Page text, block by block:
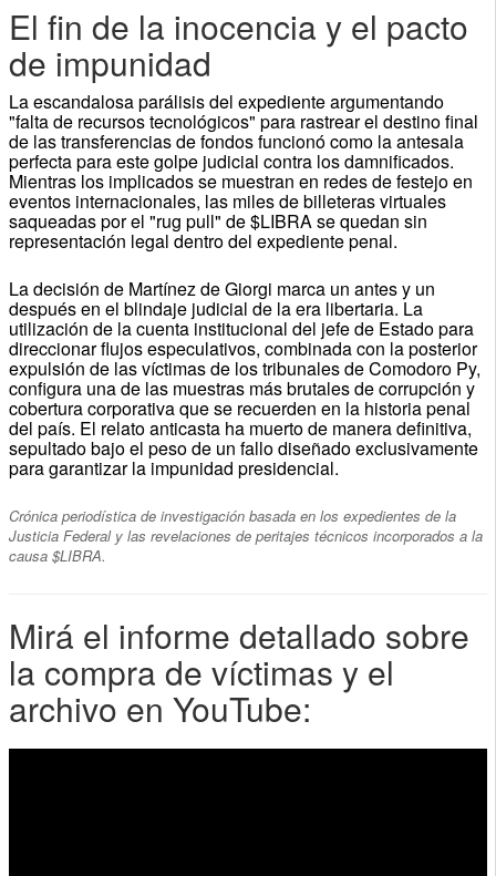
El fin de la inocencia y el pacto
de impunidad
La escandalosa parálisis del expediente argumentando
"falta de recursos tecnológicos" para rastrear el destino final
de las transferencias de fondos funcionó como la antesala
perfecta para este golpe judicial contra los damnificados.
Mientras los implicados se muestran en redes de festejo en
eventos internacionales, las miles de billeteras virtuales
saqueadas por el "rug pull" de $LIBRA se quedan sin
representación legal dentro del expediente penal.
La decisión de Martínez de Giorgi marca un antes y un
después en el blindaje judicial de la era libertaria. La
utilización de la cuenta institucional del jefe de Estado para
direccionar flujos especulativos, combinada con la posterior
expulsión de las víctimas de los tribunales de Comodoro Py,
configura una de las muestras más brutales de corrupción y
cobertura corporativa que se recuerden en la historia penal
del país. El relato anticasta ha muerto de manera definitiva,
sepultado bajo el peso de un fallo diseñado exclusivamente
para garantizar la impunidad presidencial.
Crónica periodística de investigación basada en los expedientes de la
Justicia Federal y las revelaciones de peritajes técnicos incorporados a la
causa $LIBRA.
Mirá el informe detallado sobre
la compra de víctimas y el
archivo en YouTube: